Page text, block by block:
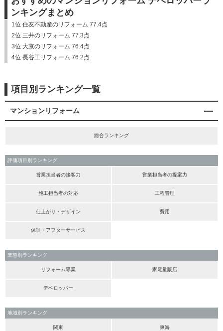
ンキングまとめ
1位 住友不動産のリフォーム 77.4点
2位 三井のリフォーム 77.3点
3位 大京のリフォーム 76.4点
4位 長谷工リフォーム 76.2点
項目別ランキング一覧
マンションリフォーム
総合ランキング
評価項目別ランキング
営業担当者の接客力 営業担当者の提案力
施工担当者の対応 工程管理
仕上がり・デザイン 費用
保証・アフターサービス
業態別ランキング
リフォーム専業 家電量販店
デベロッパー
地域別ランキング
関東 東海